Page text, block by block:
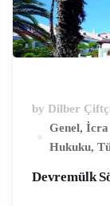
by Dilber
Genel, İcra
Hukuku,
Devremülk